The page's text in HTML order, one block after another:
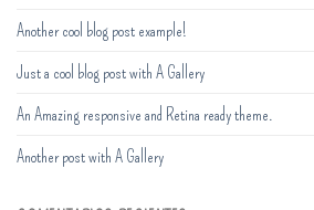
Another cool blog post example!
Just a cool blog post with A Gallery
An Amazing responsive and Retina ready theme.
Another post with A Gallery